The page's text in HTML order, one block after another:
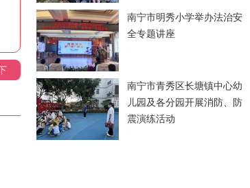
南宁市明秀小学举办法治安
全专题讲座
南宁市青秀区长塘镇中心幼
儿园及各分园开展消防、防
震演练活动